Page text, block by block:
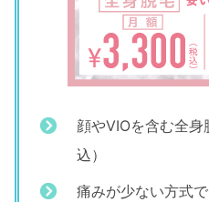
顔やVIOを含む全
込）
痛みが少ない方式